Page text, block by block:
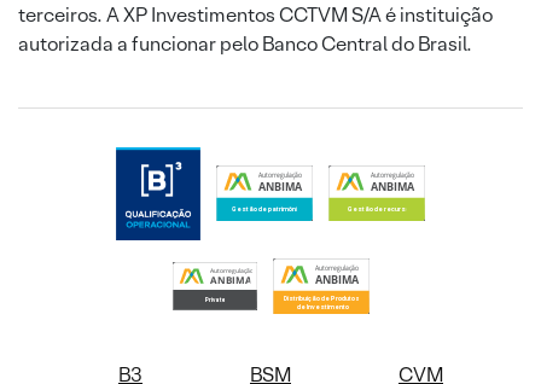
terceiros. A XP Investimentos CCTVM S/A é instituição
autorizada a funcionar pelo Banco Central do Brasil.
B3 BSM CVM